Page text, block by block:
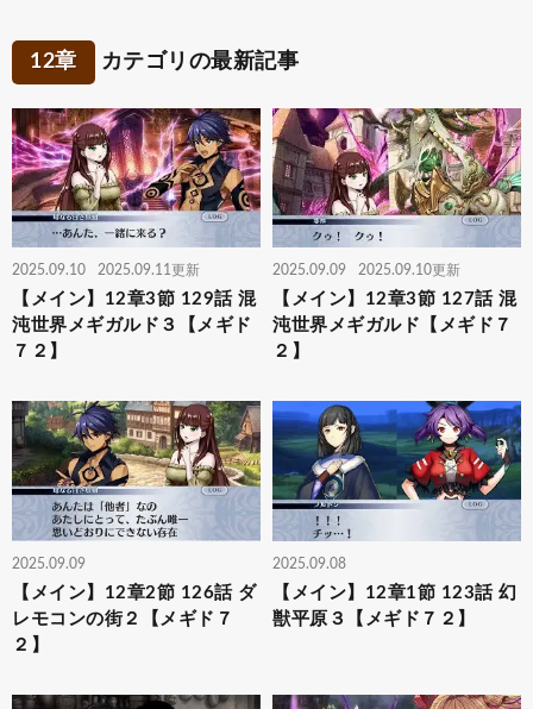
12章 カテゴリの最新記事
2025.09.10 2025.09.11更新
【メイン】12章3節 129話 混
沌世界メギガルド３【メギド
７２】
2025.09.09 2025.09.10更新
【メイン】12章3節 127話 混
沌世界メギガルド【メギド７
２】
2025.09.09
【メイン】12章2節 126話 ダ
レモコンの街２【メギド７
２】
2025.09.08
【メイン】12章1節 123話 幻
獣平原３【メギド７２】